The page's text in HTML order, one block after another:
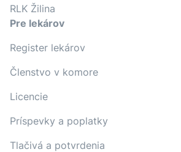
RLK Žilina
Pre lekárov
Register lekárov
Členstvo v komore
Licencie
Príspevky a poplatky
Tlačivá a potvrdenia